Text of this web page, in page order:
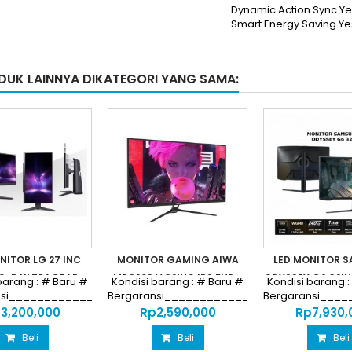
Dynamic Action Sync
Smart Energy Saving
LAINNYA DIKATEGORI YANG SAMA:
LG 27 INC
B ULTRAGEAR...
: # Baru #
Harga...
Beli
MONITOR GAMING AIWA
MD3203 V 32INC IPS FHD...
Kondisi barang : # Baru #
Harga...
Rp‎2,590,000
Beli
LED MONITOR
ODYSSEY G6
Kondisi barang
Harga...
Beli